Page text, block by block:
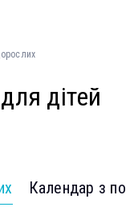
дітей
Календар з